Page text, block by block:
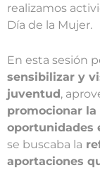
realizamos
Día de la Mujer.
En esta sesión
sensibilizar y
juventud,
promocionar
oportunidades
se buscaba la
aportaciones